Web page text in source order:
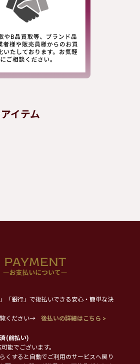
イテム
「銀行」で後払いできる安心・簡単な決
ください→
後払いの詳細はこちら >
(前払い)
能でございます。
くすると自動でご利用のサービスへ戻り